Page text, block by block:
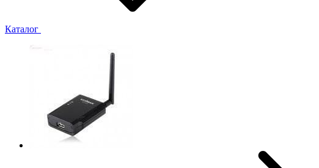
Каталог